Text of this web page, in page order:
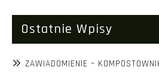
Ostatnie Wpisy
ZAWIADOMIENIE –